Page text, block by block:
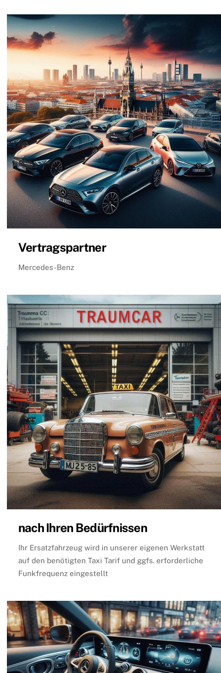
nach Ihren Bedürfnissen
Ihr Ersatzfahrzeug wird in unserer eigenen Werkstatt
auf den benötigten Taxi Tarif und ggfs. erforderliche
Funkfrequenz eingestellt
Vertragspartner
Mercedes-Benz